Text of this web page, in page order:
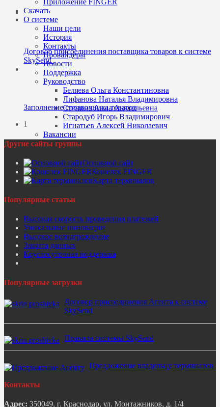
Приложение FINGER
Скачать
О системе
Наши цели
История
Контакты
Провайдеры
Новости
Поддержка
Руководство
Беляева Ольга Константиновна
Лифанова Наталья Владимировна
Степина Анна Анатольевна
Стародуб Игорь Владимирович
Игнатьев Алексей Николаевич
Вакансии
dfsdf
Договор присоединения поставщика товаров к системе
SkySend
Заполнение справочника товаров
1
Другие сайты группы
Основной сайт
Кошелек FINGER
Карта терминалов
Популярные статьи
Высокая скорость проведения платежей
Уникальные инновации
Высокое вознаграждение
Защита данных
Круглосуточная поддержка
Популярные загрузки
Договор присоединения Агента к системе
SkySend
Правила системы SkySend
Предложение владельцу терминалов
Контакты
Адрес: 350049, г. Краснодар, ул. Монтажников, д. 1/4